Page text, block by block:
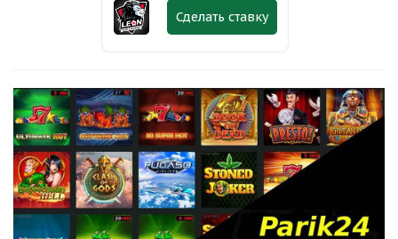
Сделать ставку